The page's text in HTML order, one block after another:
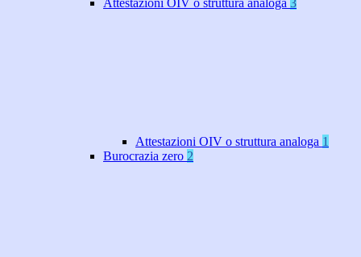
Attestazioni OIV o struttura analoga 3
Attestazioni OIV o struttura analoga 1
Burocrazia zero 2